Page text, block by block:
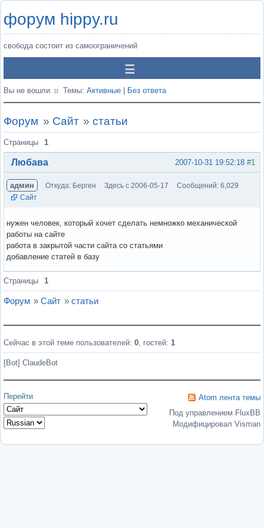
форум hippy.ru
свобода состоит из самоограничений
Вы не вошли. Темы: Активные Без ответа
Форум » Сайт »статьи
Страницы 1
#1
2007-10-31 19:52:18
Любава
админ Откуда: Берген Здесь с 2006-05-17
Сообщений: 6,029
Сайт
нужен человек, который хочет сделать немножко механической
работы на сайте
работа в закрытой части сайта со статьями
добавление статей в базу
Вне форума
Страницы 1
Форум » Сайт » статьи
Сейчас в этой теме пользователей: 0 , гостей: 1
[Bot] ClaudeBot
Перейти
Atom лента темы
Под управлением FluxBB
Модифицировал Visman